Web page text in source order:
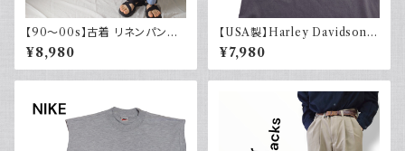
【90～00s】古着 リネンパンツ
ストライプ ライトブルー 夏 スラ
ックス
¥8,980
【USA製】Harley Davidson
ハーレーダビッドソン プリントT
シャツ 古着 フェードグレー 00s
イーグル 大きめ
¥7,980